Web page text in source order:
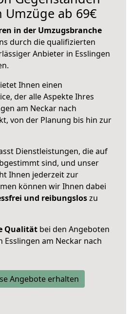
ab 69€
in der Umzugsbranche
durch die qualifizierten
Anbieter in Esslingen
Ihnen einen
der alle Aspekte Ihres
am Neckar nach
von der Planung bis hin zur
Dienstleistungen, die auf
sind, und unser
Ihnen jederzeit zur
können wir Ihnen dabei
und reibungsloszu
Qualität bei den Angeboten
am Neckar nach
Angebote erhalten